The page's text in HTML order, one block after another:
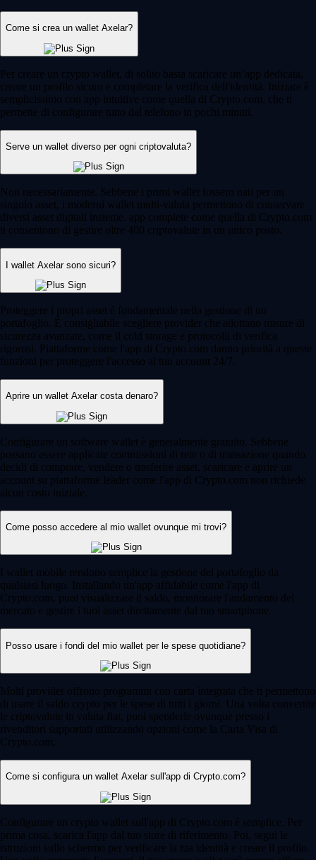
Come si crea un wallet Axelar?
Per creare un crypto wallet, di solito basta scaricare un’app dedicata,
creare un profilo sicuro e completare la verifica dell'identità. Iniziare è
semplicissimo con app intuitive come quella di Crypto.com, che ti
permette di configurare tutto dal telefono in pochi minuti.
Serve un wallet diverso per ogni criptovaluta?
Non necessariamente. Sebbene i primi wallet fossero nati per un
singolo asset, i moderni wallet multi-valuta permettono di conservare
diversi asset digitali insieme. app complete come quella di Crypto.com
ti consentono di gestire oltre 400 criptovalute in un unico posto.
I wallet Axelar sono sicuri?
Proteggere i propri asset è fondamentale nella gestione di un
portafoglio. È consigliabile scegliere provider che adottano misure di
sicurezza avanzate, come il cold storage e protocolli di verifica
rigorosi. Piattaforme come l'app di Crypto.com danno priorità a queste
funzioni per proteggere l'accesso al tuo account 24/7.
Aprire un wallet Axelar costa denaro?
Configurare un software wallet è generalmente gratuito. Sebbene
possano essere applicate commissioni di rete o di transazione quando
decidi di comprare, vendere o trasferire asset, scaricare e aprire un
account su piattaforme leader come l'app di Crypto.com non richiede
alcun costo iniziale.
Come posso accedere al mio wallet ovunque mi trovi?
I wallet mobile rendono semplice la gestione del portafoglio da
qualsiasi luogo. Installando un'app affidabile come l'app di
Crypto.com, puoi visualizzare il saldo, monitorare l'andamento del
mercato e gestire i tuoi asset direttamente dal tuo smartphone.
Posso usare i fondi del mio wallet per le spese quotidiane?
Molti provider offrono programmi con carta integrata che ti permettono
di usare il saldo crypto per le spese di tutti i giorni. Una volta convertite
le criptovalute in valuta fiat, puoi spenderle ovunque presso i
rivenditori supportati utilizzando opzioni come la Carta Visa di
Crypto.com.
Come si configura un wallet Axelar sull'app di Crypto.com?
Configurare un crypto wallet sull'app di Crypto.com è semplice. Per
prima cosa, scarica l'app dal tuo store di riferimento. Poi, segui le
istruzioni sullo schermo per verificare la tua identità e creare il profilo.